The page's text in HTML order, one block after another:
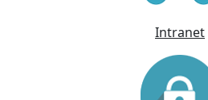
Intranet